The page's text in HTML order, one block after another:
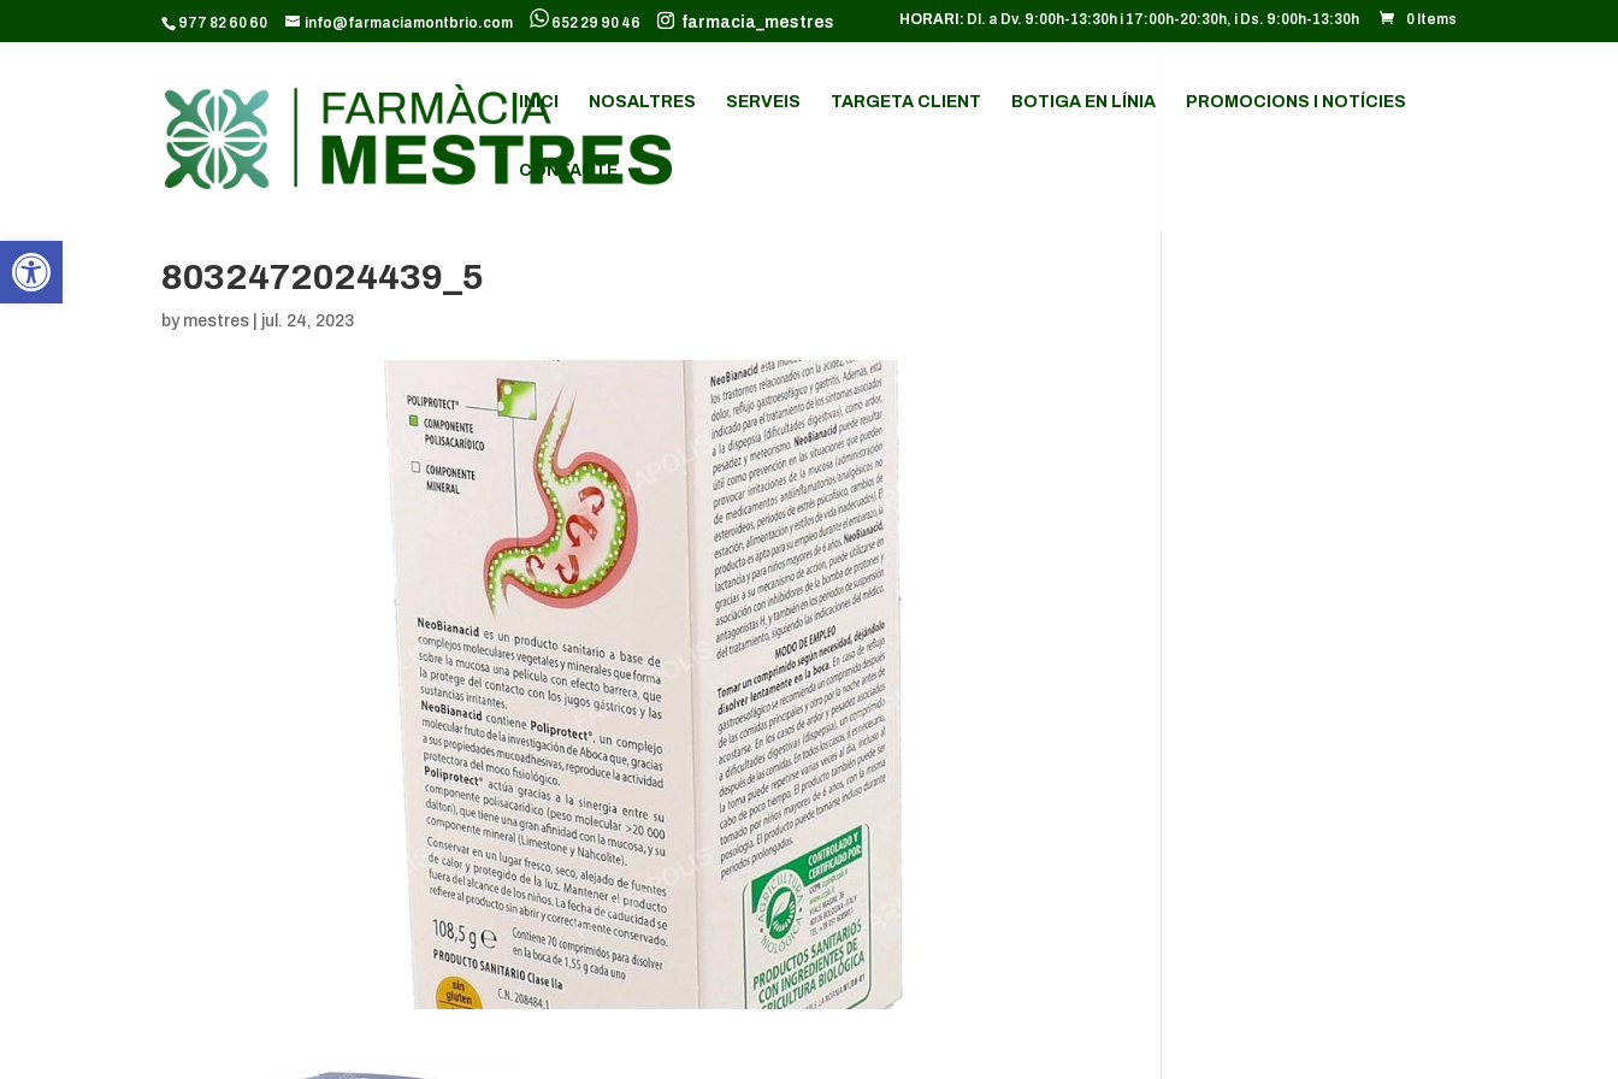
Obre la barra d'eines
CODI GOOGLE ANALYTICS:
977 82 60 60 info@farmaciamontbrio.com 652 29 90 46 farmacia_mestres HORARI: Dl. a Dv. 9:00h-13:30h i 17:00h-20:30h, i Ds. 9:00h-13:30h 0 Items
INICI NOSALTRES SERVEIS TARGETA CLIENT BOTIGA EN LÍNIA PROMOCIONS I NOTÍCIES
CONTACTE
8032472024439_5
by mestres jul. 24, 2023